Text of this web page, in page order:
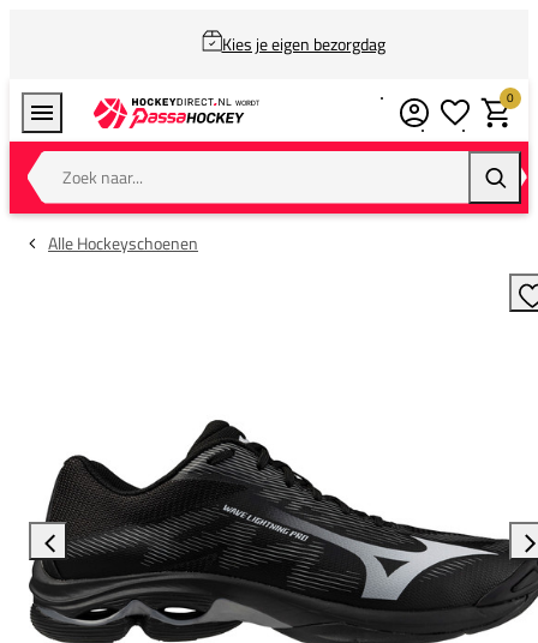
Kies je eigen bezorgdag
Zoek naar...
0
Alle Hockeyschoenen